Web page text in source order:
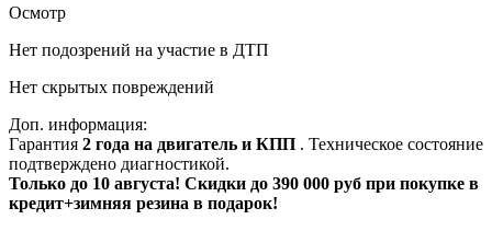
Осмотр
Нет подозрений на участие в ДТП
Нет скрытых повреждений
Доп. информация:
Гарантия 2 года на двигатель и КПП . Техническое состояние
подтверждено диагностикой.
Только до 10 августа! Скидки до 390 000 руб при покупке в
кредит+зимняя резина в подарок!